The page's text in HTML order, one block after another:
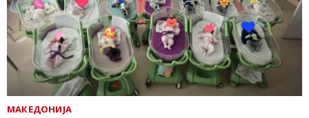
МАКЕДОНИЈА